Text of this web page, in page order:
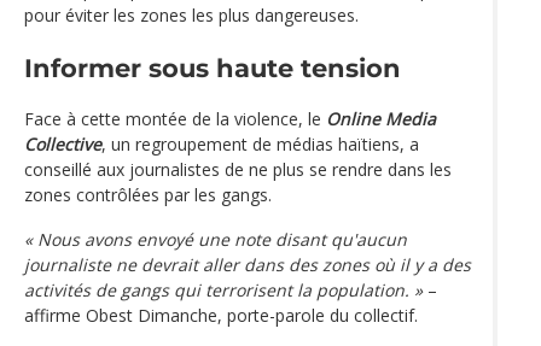
pour éviter les zones les plus dangereuses.
Informer sous haute tension
Face à cette montée de la violence, le Online Media
Collective, un regroupement de médias haïtiens, a
conseillé aux journalistes de ne plus se rendre dans les
zones contrôlées par les gangs.
« Nous avons envoyé une note disant qu'aucun
journaliste ne devrait aller dans des zones où il y a des
activités de gangs qui terrorisent la population. »–
affirme Obest Dimanche, porte-parole du collectif.